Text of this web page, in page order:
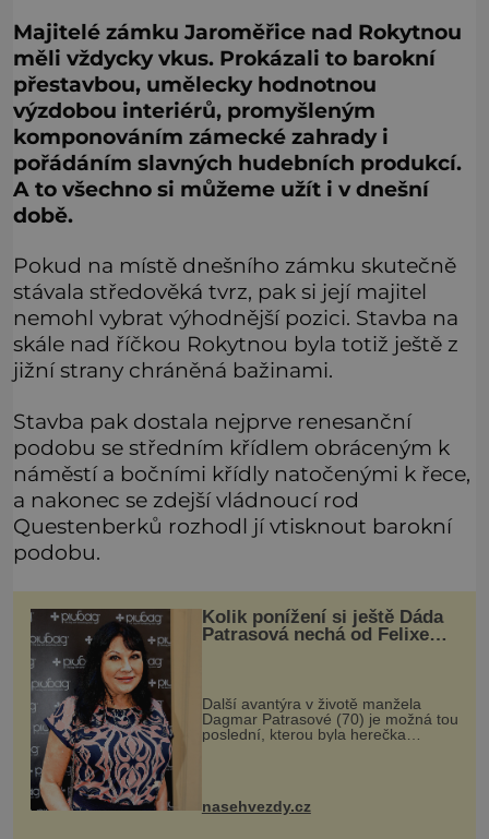
Majitelé zámku Jaroměřice nad Rokytnou
měli vždycky vkus. Prokázali to barokní
přestavbou, umělecky hodnotnou
výzdobou interiérů, promyšleným
komponováním zámecké zahrady i
pořádáním slavných hudebních produkcí.
A to všechno si můžeme užít i v dnešní
době.
Pokud na místě dnešního zámku skutečně
stávala středověká tvrz, pak si její majitel
nemohl vybrat výhodnější pozici. Stavba na
skále nad říčkou Rokytnou byla totiž ještě z
jižní strany chráněná bažinami.
Stavba pak dostala nejprve renesanční
podobu se středním křídlem obráceným k
náměstí a bočními křídly natočenými k řece,
a nakonec se zdejší vládnoucí rod
Questenberků rozhodl jí vtisknout barokní
podobu.
Kolik ponížení si ještě Dáda
Patrasová nechá od Felixe
Další avantýra v životě manžela
Dagmar Patrasové (70) je možná tou
poslední, kterou byla herečka
nasehvezdy.cz